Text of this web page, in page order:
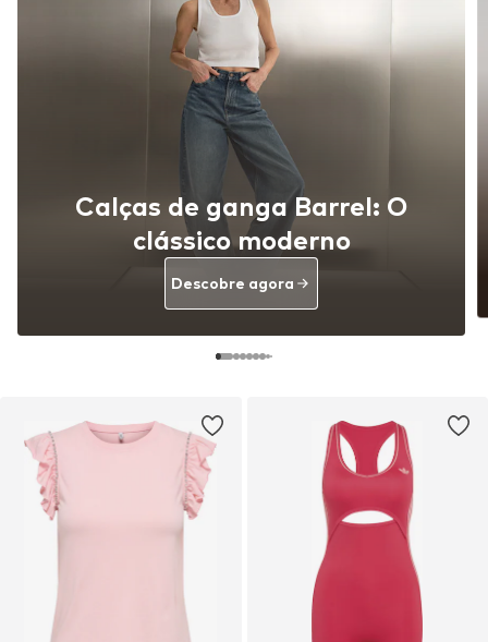
Calças de ganga Barrel: O
clássico moderno
Descobre agora